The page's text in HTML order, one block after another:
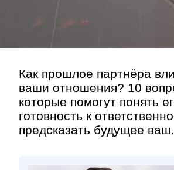
Как прошлое партнёра
ваши отношения? 10
которые помогут понять
готовность к
предсказать будущее